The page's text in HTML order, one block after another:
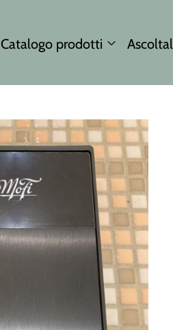
Catalogo prodotti